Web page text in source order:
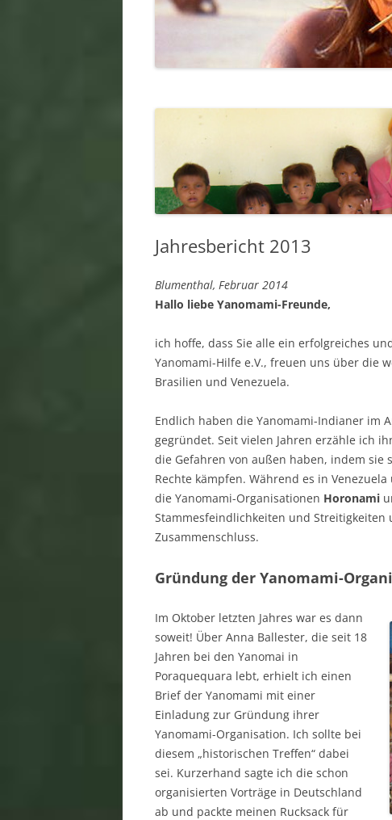
Jahresbericht 2013
Blumenthal, Februar 2014
Hallo liebe Yanomami-Freunde,
ich hoffe, dass Sie alle ein erfolgreiches
Yanomami-Hilfe e.V., freuen uns über die
Brasilien und Venezuela.
Endlich haben die Yanomami-Indianer im
gegründet. Seit vielen Jahren erzähle ich
die Gefahren von außen haben, indem
Rechte kämpfen. Während es in
die Yanomami-Organisationen Horonami
Stammesfeindlichkeiten und
Zusammenschluss.
Gründung der Yanomami-
Im Oktober letzten Jahres war es dann
soweit! Über Anna Ballester, die seit 18
Jahren bei den Yanomai in
Poraquequara lebt, erhielt ich einen
Brief der Yanomami mit einer
Einladung zur Gründung ihrer
Yanomami-Organisation. Ich sollte bei
diesem „historischen Treffen“ dabei
sei. Kurzerhand sagte ich die schon
organisierten Vorträge in Deutschland
ab und packte meinen Rucksack für